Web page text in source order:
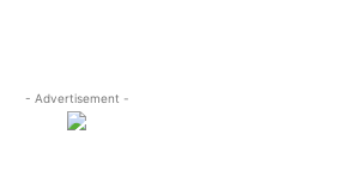
- Advertisement -